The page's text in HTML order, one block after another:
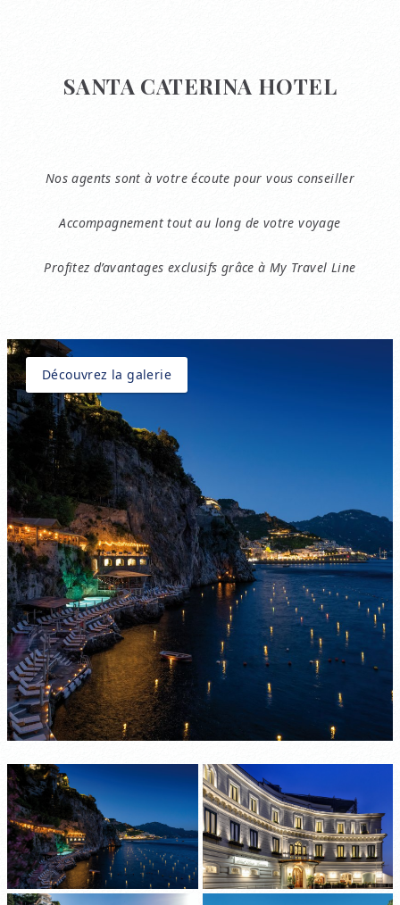
SANTA CATERINA HOTEL
Nos agents sont à votre écoute pour vous conseiller
Accompagnement tout au long de votre voyage
Profitez d’avantages exclusifs grâce à My Travel Line
Découvrez la galerie